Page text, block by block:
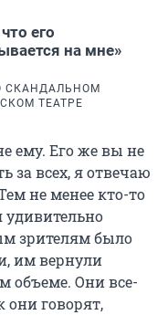
его
на мне»
СКАНДАЛЬНОМ
ТЕАТРЕ
ему. Его же вы не
за всех, я отвечаю
не менее кто-то
удивительно
зрителям было
им вернули
объеме. Они все-
они говорят,